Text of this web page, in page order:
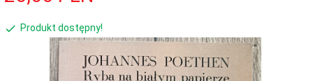
Produkt dostępny!